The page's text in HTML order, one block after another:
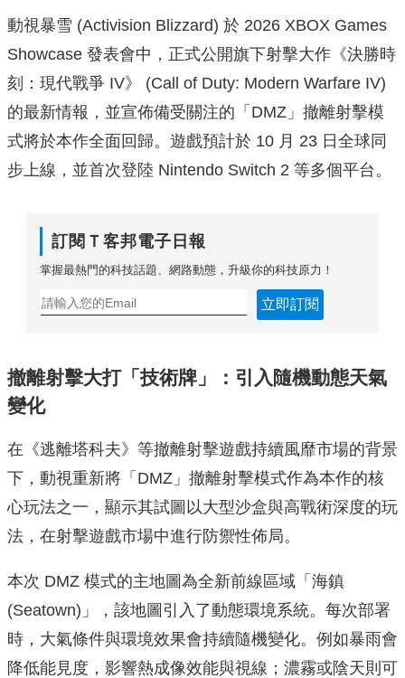
動視暴雪 (Activision Blizzard) 於 2026 XBOX Games
Showcase 發表會中，正式公開旗下射擊大作《決勝時
刻：現代戰爭 IV》 (Call of Duty: Modern Warfare IV)
的最新情報，並宣佈備受關注的「DMZ」撤離射擊模
式將於本作全面回歸。遊戲預計於 10 月 23 日全球同
步上線，並首次登陸 Nintendo Switch 2 等多個平台。
訂閱Ｔ客邦電子日報
掌握最熱門的科技話題、網路動態，升級你的科技原力！
立即訂閱
撤離射擊大打「技術牌」：引入隨機動態天氣
變化
在《逃離塔科夫》等撤離射擊遊戲持續風靡市場的背景
下，動視重新將「DMZ」撤離射擊模式作為本作的核
心玩法之一，顯示其試圖以大型沙盒與高戰術深度的玩
法，在射擊遊戲市場中進行防禦性佈局。
本次 DMZ 模式的主地圖為全新前線區域「海鎮
(Seatown)」，該地圖引入了動態環境系統。每次部署
時，大氣條件與環境效果會持續隨機變化。例如暴雨會
降低能見度，影響熱成像效能與視線；濃霧或陰天則可